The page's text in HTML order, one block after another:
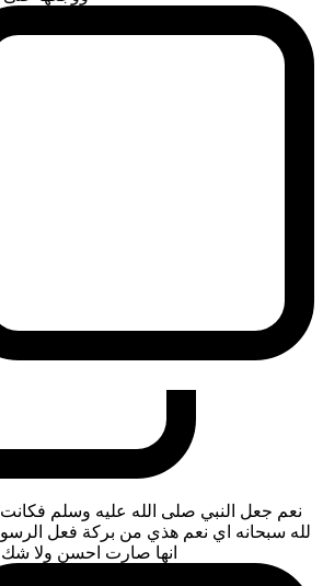
نعم جعل النبي صلى الله عليه وسلم
لله سبحانه اي نعم هذي من بركة فعل
انها صارت احسن ولا شك